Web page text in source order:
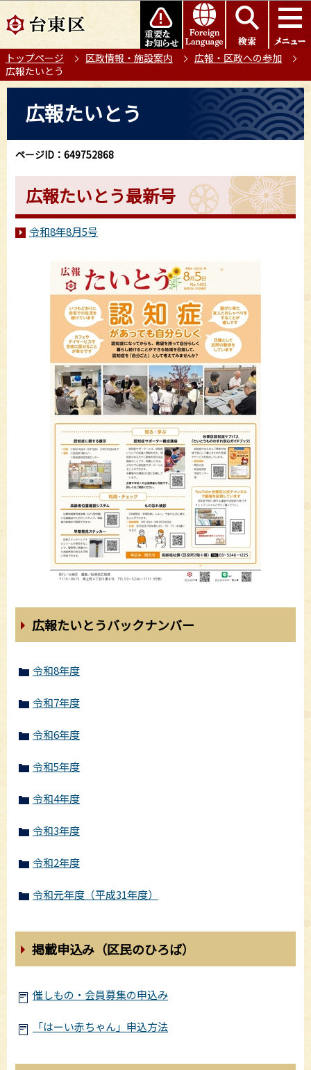
の
ー
ジ
このページの本文へ移動
トップページ 区政情報・施設案内
広報・区政への参加
広報たいとう
広報たいとう
ページID：649752868
広報たいとう最新号
令和8年8月5号
広報たいとうバックナンバー
令和8年度
令和7年度
令和6年度
令和5年度
令和4年度
令和3年度
令和2年度
令和元年度（平成31年度）
掲載申込み（区民のひろば）
催しもの・会員募集の申込み
「はーい赤ちゃん」申込方法